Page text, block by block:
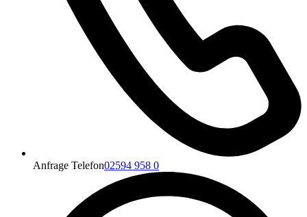
Anfrage Telefon02594 958 0